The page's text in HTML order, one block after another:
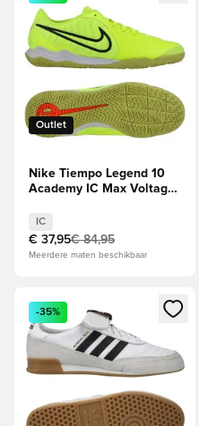
Outlet
Nike Tiempo Legend 10
Academy IC Max Voltage
IC
€ 37,95€ 84,95
Meerdere maten beschikbaar
Opent een venster om in
-35%